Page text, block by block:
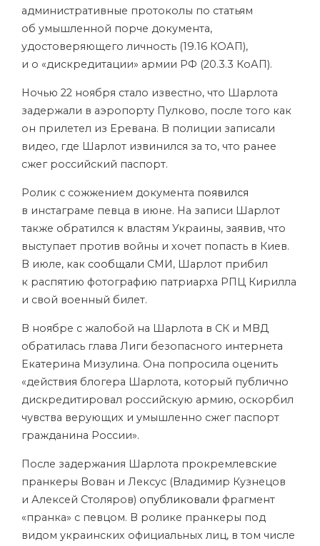
административные протоколы по статьям
об умышленной порче документа,
удостоверяющего личность (19.16 КОАП),
и о «дискредитации» армии РФ (20.3.3 КоАП).
Ночью 22 ноября стало известно, что Шарлота
задержали в аэропорту Пулково, после того как
он прилетел из Еревана. В полиции записали
видео, где Шарлот извинился за то, что ранее
сжег российский паспорт.
Ролик с сожжением документа появился
в инстаграме певца в июне. На записи Шарлот
также обратился к властям Украины, заявив, что
выступает против войны и хочет попасть в Киев.
В июле, как сообщали СМИ, Шарлот прибил
к распятию фотографию патриарха РПЦ Кирилла
и свой военный билет.
В ноябре с жалобой на Шарлота в СК и МВД
обратилась глава Лиги безопасного интернета
Екатерина Мизулина. Она попросила оценить
«действия блогера Шарлота, который публично
дискредитировал российскую армию, оскорбил
чувства верующих и умышленно сжег паспорт
гражданина России».
После задержания Шарлота прокремлевские
пранкеры Вован и Лексус (Владимир Кузнецов
и Алексей Столяров) опубликовали фрагмент
«пранка» с певцом. В ролике пранкеры под
видом украинских официальных лиц, в том числе